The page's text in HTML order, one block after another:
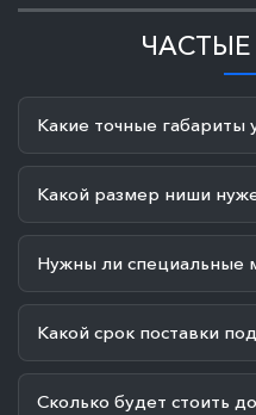
Какие точные габариты
Какой размер ниши
Нужны ли специальные
Какой срок поставки под
Сколько будет стоить